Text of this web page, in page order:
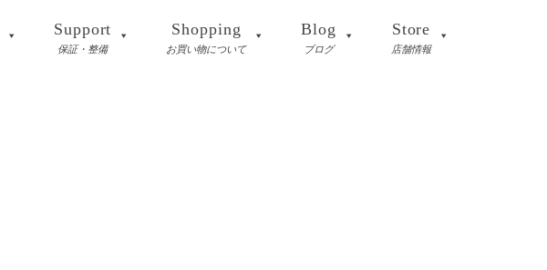
Support
保証・整備
Shopping
お買い物について
Blog
ブログ
Store
店舗情報